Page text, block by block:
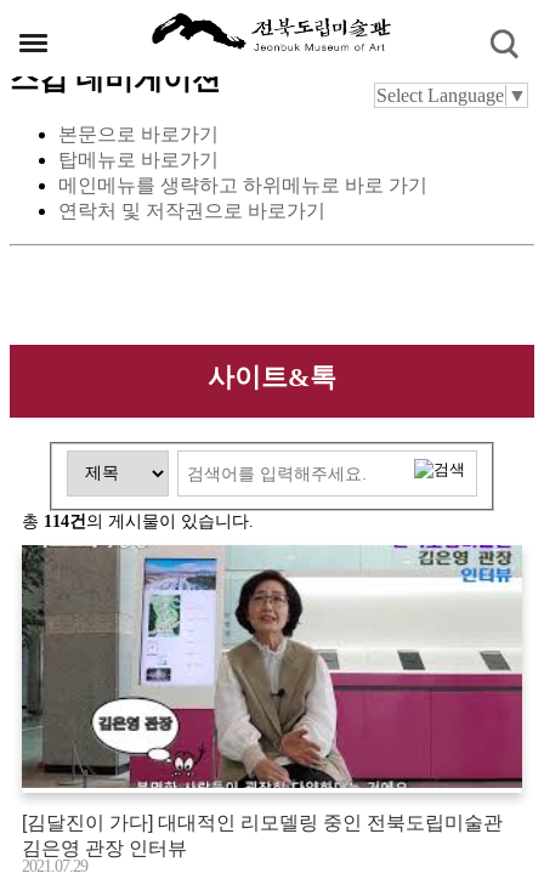
스킵 네비게이션
본문으로 바로가기
탑메뉴로 바로가기
메인메뉴를 생략하고 하위메뉴로 바로 가기
연락처 및 저작권으로 바로가기
Select Language ▼
사이트&톡
총 114건의 게시물이 있습니다.
[김달진이 가다] 대대적인 리모델링 중인 전북도립미술관
김은영 관장 인터뷰
2021.07.29